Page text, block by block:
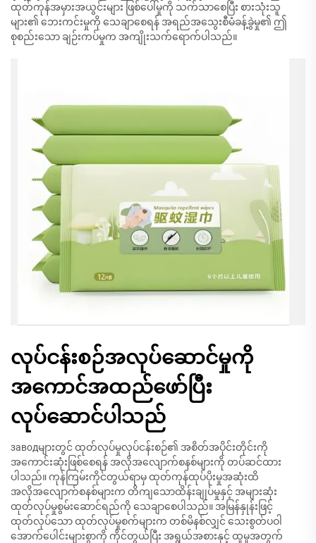
ထုတ်ကုန်အမှားအယွင်းများ ဖြစ်ပေါ်မှုကို သက်သာစေပြီး စားသုံးသူ
များ၏ ဘေးကင်းမှုကို သေချာစေရန် အရည်အသွေးစီမံခန့်ခွဲမှု၏ ဤ
စုစည်းသော ချဉ်းကပ်မှုက အကျိုးသက်ရောက်ပါသည်။
လုပ်ငန်းစဉ်အလုပ်ဆောင်မှုကို
အကောင်အထည်ဖော်ပြီး
လုပ်ဆောင်ပါသည်
заводများတွင် ထုတ်လုပ်မှုလုပ်ငန်းစဉ်၏ အစိတ်အပိုင်းတိုင်းကို
အကောင်းဆုံးဖြစ်စေရန် အလိုအလျောက်စနစ်များကို တပ်ဆင်ထား
ပါသည်။ ကုန်ကြမ်းကိုင်တွယ်ရာမှ ထုတ်ကုန်ထုပ်ပိုးမှုအဆုံးထိ
အလိုအလျောက်စနစ်များက တိကျသောထိန်းချုပ်မှုနှင့် အများဆုံး
ထုတ်လုပ်မှုစွမ်းဆောင်ရည်ကို သေချာစေပါသည်။ အမြန်နှုန်းဖြင့်
ထုတ်လုပ်သော ထုတ်လုပ်မှုစက်များက တစ်မိနစ်လျှင် သေးစွတ်ပဝါ
အောက်ပေါင်းများစွာကို ကိုင်တွယ်ပြီး အရွယ်အစားနှင့် ထူမှုအတွက်